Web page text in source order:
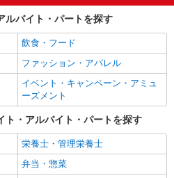
新卒・第二新卒歓迎
主婦・主夫歓迎
学歴不問
ミドル（40代～）活躍中
シニア（60代～）活躍中
ボーナス・賞与あり
完全週休2日制
禁煙・分煙
車通勤OK
ルバイト・パートを探す
飲食・フード
ファッション・アパレル
イベント・キャンペーン・アミュ
ーズメント
ト・アルバイト・パートを探す
栄養士・管理栄養士
弁当・惣菜